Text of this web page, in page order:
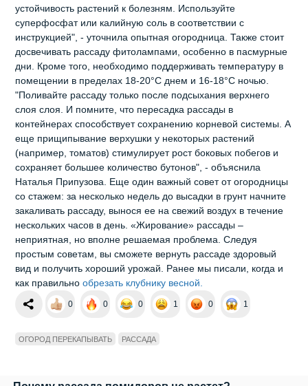
устойчивость растений к болезням. Используйте
суперфосфат или калийную соль в соответствии с
инструкцией", - уточнила опытная огородница. Также стоит
досвечивать рассаду фитолампами, особенно в пасмурные
дни. Кроме того, необходимо поддерживать температуру в
помещении в пределах 18-20°C днем ​​и 16-18°C ночью.
"Поливайте рассаду только после подсыхания верхнего
слоя слоя. И помните, что пересадка рассады в
контейнерах способствует сохранению корневой системы. А
еще прищипывание верхушки у некоторых растений
(например, томатов) стимулирует рост боковых побегов и
сохраняет большее количество бутонов", - объяснила
Наталья Припузова. Еще один важный совет от огородницы
со стажем: за несколько недель до высадки в грунт начните
закаливать рассаду, вынося ее на свежий воздух в течение
нескольких часов в день. «Жирование» рассады –
неприятная, но вполне решаемая проблема. Следуя
простым советам, вы сможете вернуть рассаде здоровый
вид и получить хороший урожай. Ранее мы писали, когда и
как правильнообрезать клубнику весной.
0 0 0 1 0 1
ОГОРОД ПЕРЕКАПЫВАТЬ РАССАДА